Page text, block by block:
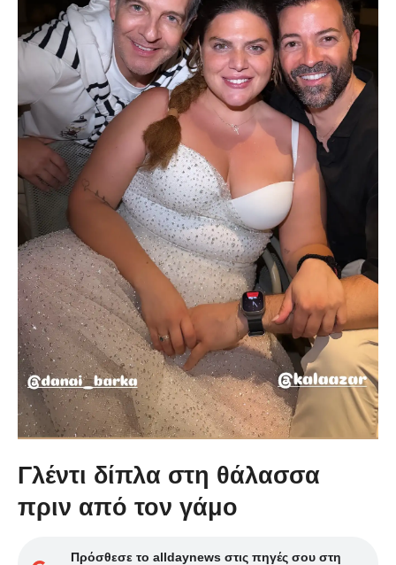
Γλέντι δίπλα στη θάλασσα
πριν από τον γάμο
Πρόσθεσε το alldaynews στις πηγές σου στη